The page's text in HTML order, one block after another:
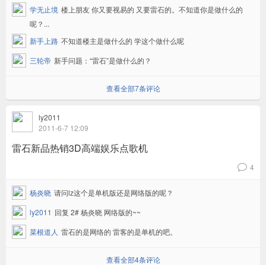
学无止境 楼上朋友 你又要视易的 又要雷石的。不知道你是做什么的
呢？...
新手上路 不知道楼主是做什么的 学这个做什么呢
三轮帝 新手问题：“雷石”是做什么的？
查看全部7条评论
ly2011
2011-6-7 12:09
雷石新品热销3D高端娱乐点歌机
v 4
杨炎晓 请问lz这个是单机版还是网络版的呢？
ly2011 回复 2# 杨炎晓 网络版的~~
菜根道人 雷石的是网络的 雷客的是单机的吧。
查看全部4条评论